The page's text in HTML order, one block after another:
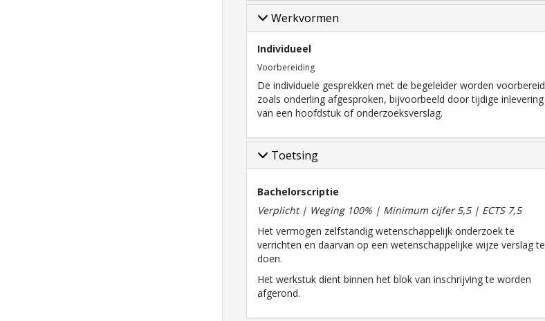
Werkvormen
Individueel
Voorbereiding
De individuele gesprekken met de begeleider worden voorbereid
zoals onderling afgesproken, bijvoorbeeld door tijdige inlevering
van een hoofdstuk of onderzoeksverslag.
Toetsing
Bachelorscriptie
Verplicht | Weging 100% | Minimum cijfer 5,5 | ECTS 7,5
Het vermogen zelfstandig wetenschappelijk onderzoek te
verrichten en daarvan op een wetenschappelijke wijze verslag te
doen.
Het werkstuk dient binnen het blok van inschrijving te worden
afgerond.